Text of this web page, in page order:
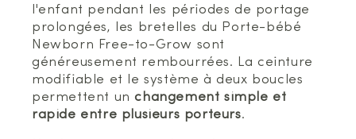
l'enfant pendant les périodes de portage
prolongées, les bretelles du Porte-bébé
Newborn Free-to-Grow sont
généreusement rembourrées. La ceinture
modifiable et le système à deux boucles
permettent unchangement simple et
rapide entre plusieurs porteurs.